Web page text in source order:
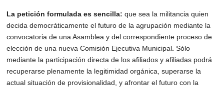
La petición formulada es sencilla: que sea la militancia quien
decida democráticamente el futuro de la agrupación mediante la
convocatoria de una Asamblea y del correspondiente proceso de
elección de una nueva Comisión Ejecutiva Municipal. Sólo
mediante la participación directa de los afiliados y afiliadas podrá
recuperarse plenamente la legitimidad orgánica, superarse la
actual situación de provisionalidad, y afrontar el futuro con la